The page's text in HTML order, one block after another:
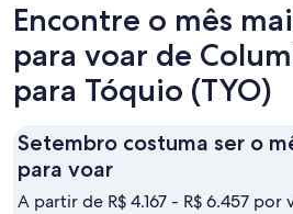
Encontre o mês
para voar de
para Tóquio (TYO)
Setembro costuma ser o
para voarSetembro
costuma
A partir de R$ 4.167 - R$ 6.457 por